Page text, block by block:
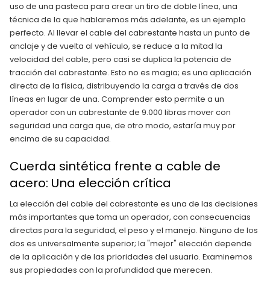
uso de una pasteca para crear un tiro de doble línea, una
técnica de la que hablaremos más adelante, es un ejemplo
perfecto. Al llevar el cable del cabrestante hasta un punto de
anclaje y de vuelta al vehículo, se reduce a la mitad la
velocidad del cable, pero casi se duplica la potencia de
tracción del cabrestante. Esto no es magia; es una aplicación
directa de la física, distribuyendo la carga a través de dos
líneas en lugar de una. Comprender esto permite a un
operador con un cabrestante de 9.000 libras mover con
seguridad una carga que, de otro modo, estaría muy por
encima de su capacidad.
Cuerda sintética frente a cable de
acero: Una elección crítica
La elección del cable del cabrestante es una de las decisiones
más importantes que toma un operador, con consecuencias
directas para la seguridad, el peso y el manejo. Ninguno de los
dos es universalmente superior; la "mejor" elección depende
de la aplicación y de las prioridades del usuario. Examinemos
sus propiedades con la profundidad que merecen.